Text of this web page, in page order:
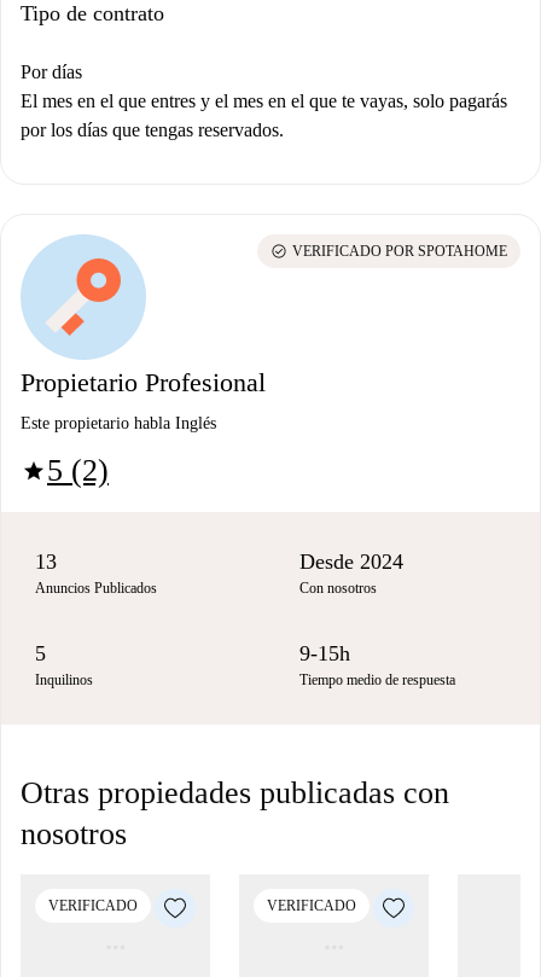
Tipo de contrato
Por días
El mes en el que entres y el mes en el que te vayas, solo pagarás
por los días que tengas reservados.
Propietario Profesional
Este propietario habla Inglés
star5 (2)
check_circle VERIFICADO POR SPOTAHOME
13
Anuncios Publicados
Desde 2024
Con nosotros
5
Inquilinos
9-15h
Tiempo medio de respuesta
Otras propiedades publicadas con
nosotros
VERIFICADO VERIFICADO